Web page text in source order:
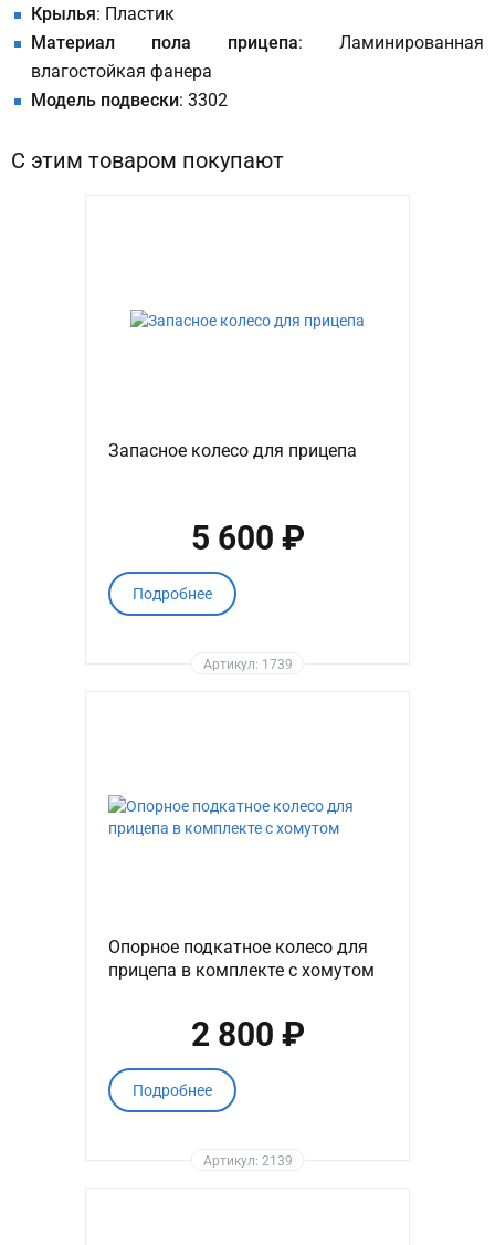
Крылья: Пластик
Материал пола прицепа: Ламинированная
влагостойкая фанера
Модель подвески: 3302
С этим товаром покупают
Запасное колесо для прицепа
5 600 ₽
Подробнее
Артикул: 1739
Опорное подкатное колесо для
прицепа в комплекте с хомутом
2 800 ₽
Подробнее
Артикул: 2139